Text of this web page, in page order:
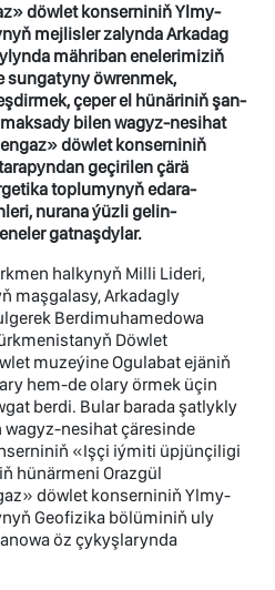
döwlet konserniniň Ylmy-
mejlisler zalynda Arkadag
mähriban enelerimiziň
sungatyny öwrenmek,
çeper el hünäriniň şan-
bilen wagyz-nesihat
döwlet konserniniň
geçirilen çärä
toplumynyň edara-
nurana ýüzli gelin-
gatnaşdylar.
halkynyň Milli Lideri,
maşgalasy, Arkadagly
Berdimuhamedowa
Döwlet
muzeýine Ogulabat ejäniň
hem-de olary örmek üçin
berdi. Bular barada şatlykly
nesihat çäresinde
«Işçi iýmiti üpjünçiligi
hünärmeni Orazgül
döwlet konserniniň Ylmy-
Geofizika bölüminiň uly
öz çykyşlarynda